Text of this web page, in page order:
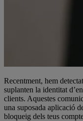
Recentment, hem
suplanten la identitat
clients. Aquestes
una suposada aplicació
bloqueig dels teus